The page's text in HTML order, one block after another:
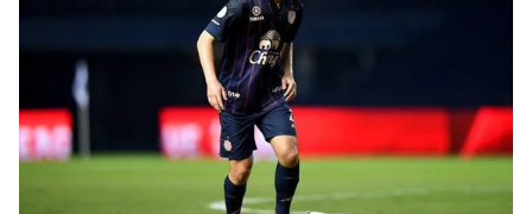
Theo dõi báo trên
Cơ quan chủ quản:Đài Truyền hình Việt Nam
Thời báo VTV